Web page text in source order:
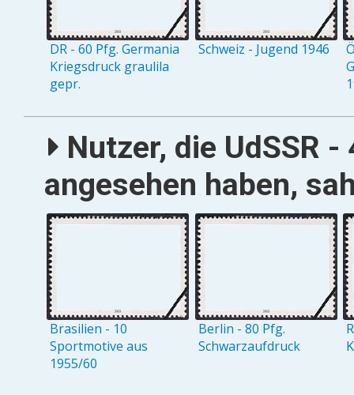
DR - 60 Pfg. Germania
Kriegsdruck graulila
gepr.
Schweiz - Jugend 1946
Nutzer, die UdSSR
angesehen haben,
Brasilien - 10
Sportmotive aus
1955/60
Berlin - 80 Pfg.
Schwarzaufdruck